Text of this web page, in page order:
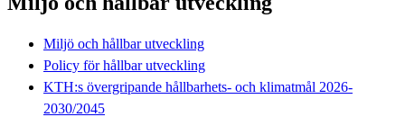
Miljö och hållbar utveckling
Policy för hållbar utveckling
KTH:s övergripande hållbarhets- och klimatmål 2026-
2030/2045